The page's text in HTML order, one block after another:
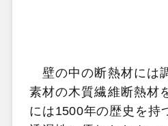
壁の中の断熱材には
素材の木質繊維断熱材
には1500年の歴史を持